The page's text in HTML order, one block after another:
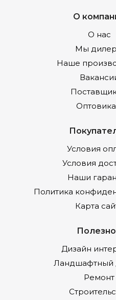
О
О нас
Мы
Наше
Условия
Условия
Наши
Политика
Карта
Дизайн
Ландшафтный
Ремонт